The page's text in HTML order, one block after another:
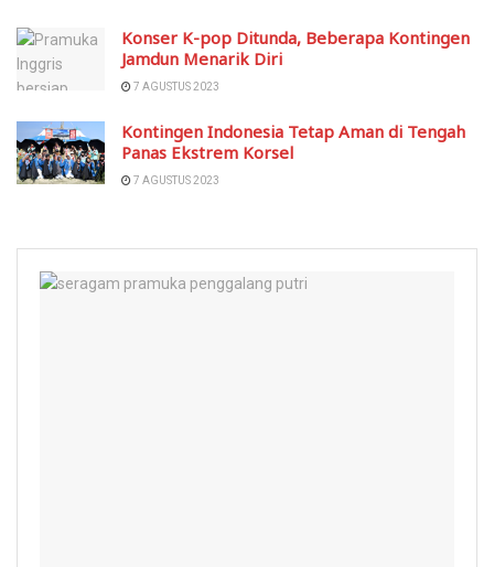
Konser K-pop Ditunda, Beberapa Kontingen
Jamdun Menarik Diri
7 AGUSTUS 2023
Kontingen Indonesia Tetap Aman di Tengah
Panas Ekstrem Korsel
7 AGUSTUS 2023